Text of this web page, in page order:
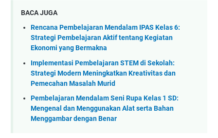
BACA JUGA
Rencana Pembelajaran Mendalam IPAS Kelas 6:
Strategi Pembelajaran Aktif tentang Kegiatan
Ekonomi yang Bermakna
Implementasi Pembelajaran STEM di Sekolah:
Strategi Modern Meningkatkan Kreativitas dan
Pemecahan Masalah Murid
Pembelajaran Mendalam Seni Rupa Kelas 1 SD:
Mengenal dan Menggunakan Alat serta Bahan
Menggambar dengan Benar